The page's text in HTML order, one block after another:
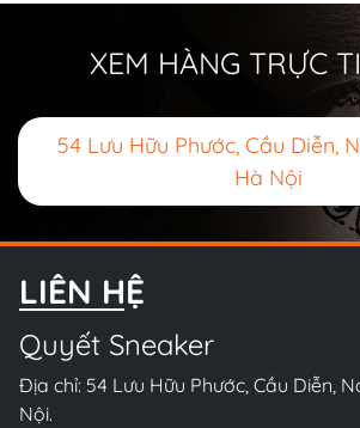
XEM HÀNG TRỰC
54 Lưu Hữu Phước, Cầu Diễn,
Hà Nội
LIÊN HỆ
Quyết Sneaker
Địa chỉ: 54 Lưu Hữu Phước, Cầu Diễn,
Nội.